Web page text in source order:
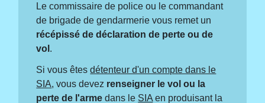
Le commissaire de police ou le commandant
de brigade de gendarmerie vous remet un
récépissé de déclaration de perte ou de
vol .
Si vous êtesdétenteur d'un compte dans le
SIA, vous devez renseigner le vol ou la
perte de l'arme dans le SIA en produisant la